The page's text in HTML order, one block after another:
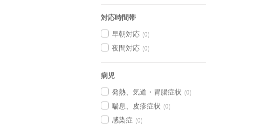
対応時間帯
早朝対応 (0)
夜間対応 (0)
病児
発熱、気道・胃腸症状 (0)
喘息、皮疹症状 (0)
感染症 (0)